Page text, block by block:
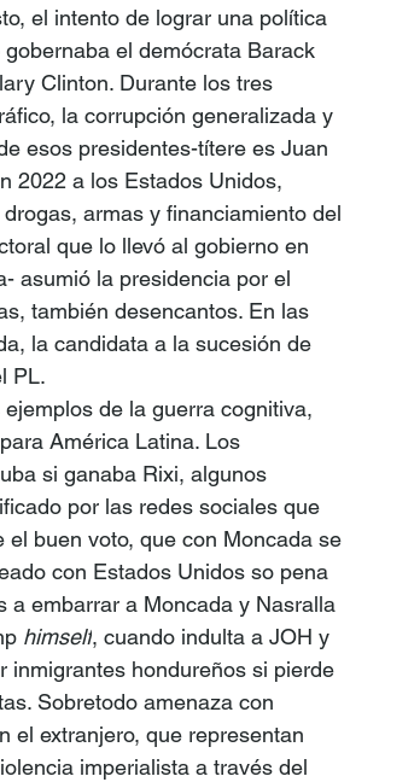
el intento de lograr una política
el demócrata Barack
Clinton. Durante los tres
la corrupción generalizada y
esos presidentes-títere es Juan
2022 a los Estados Unidos,
armas y financiamiento del
que lo llevó al gobierno en
asumió la presidencia por el
también desencantos. En las
la candidata a la sucesión de
PL.
de la guerra cognitiva,
América Latina. Los
si ganaba Rixi, algunos
por las redes sociales que
buen voto, que con Moncada se
con Estados Unidos so pena
a embarrar a Moncada y Nasralla
himself, cuando indulta a JOH y
inmigrantes hondureños si pierde
Sobretodo amenaza con
el extranjero, que representan
imperialista a través del